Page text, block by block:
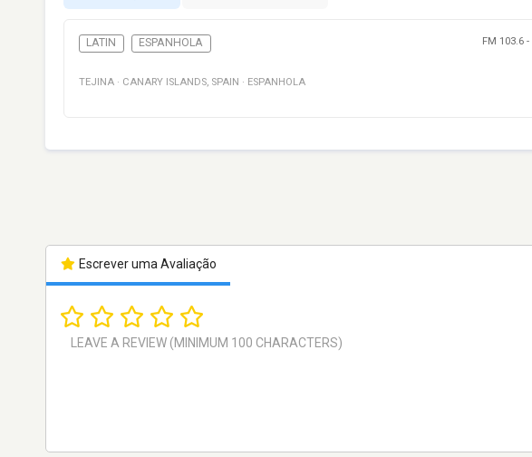
LATIN ESPANHOLA FM 103.6 -
TEJINA · CANARY ISLANDS, SPAIN · ESPANHOLA
Escrever uma Avaliação